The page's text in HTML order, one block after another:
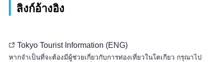
ลิงก์อ้างอิง
Tokyo Tourist Information (ENG)
หากจำเป็นที่จะต้องมีผู้ช่วยเกี่ยวกับการท่องเที่ยวในโตเกียว กรุณาไป